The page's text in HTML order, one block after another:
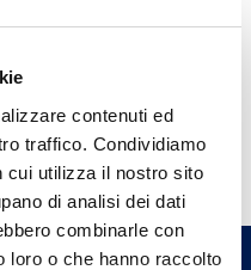
contenuti ed
traffico. Condividiamo
cui utilizza il nostro sito
di analisi dei dati
combinarle con
loro o che hanno raccolto
a te e parla con